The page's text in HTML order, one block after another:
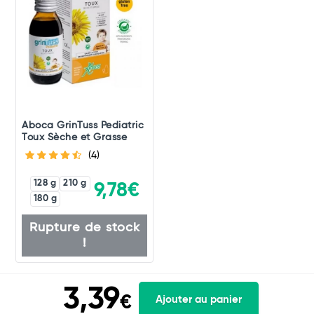
Aboca GrinTuss Pediatric
Toux Sèche et Grasse
(4)
128 g
210 g
180 g
9,78€
Rupture de stock
!
3,39€ Ajouter au panier